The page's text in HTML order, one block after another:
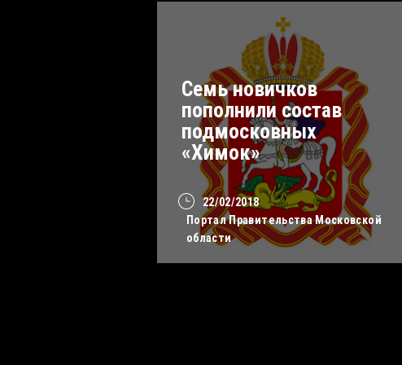
22/02/2018
Портал Правительства Московской
области
Семь новичков
пополнили состав
подмосковных
«Химок»